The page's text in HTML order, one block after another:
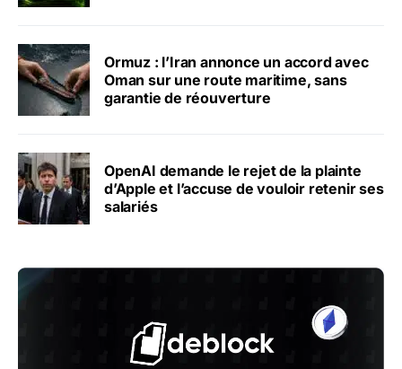
Ormuz : l’Iran annonce un accord avec
Oman sur une route maritime, sans
garantie de réouverture
OpenAI demande le rejet de la plainte
d’Apple et l’accuse de vouloir retenir ses
salariés